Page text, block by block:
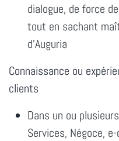
dialogue, de force
tout en sachant
d'Auguria
Connaissance ou
clients
Dans un ou
Services, Négoce,